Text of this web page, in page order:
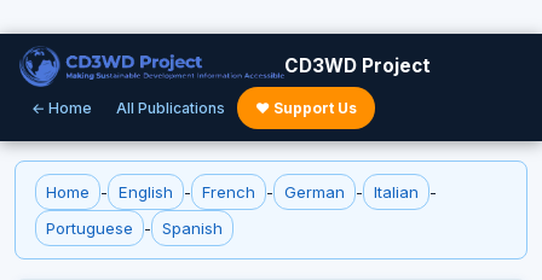
CD3WD Project
← Home All Publications ♥ Support Us
Home - English - French - German - Italian
-
Portuguese
- Spanish